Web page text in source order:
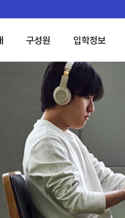
구성원 입학정보